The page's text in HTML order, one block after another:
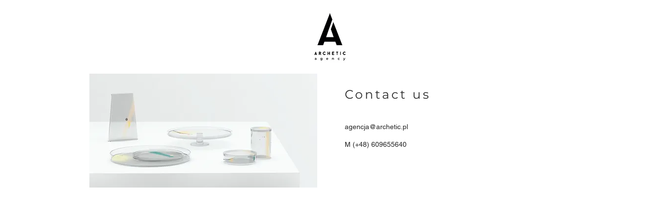
Contact us
agencja@archetic.pl
M (+48) 609655640